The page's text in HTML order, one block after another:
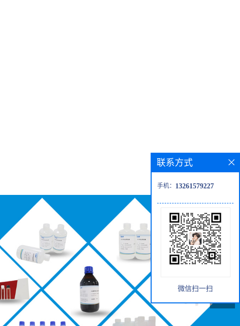
联系方式
手机： 13261579227
微信扫一扫